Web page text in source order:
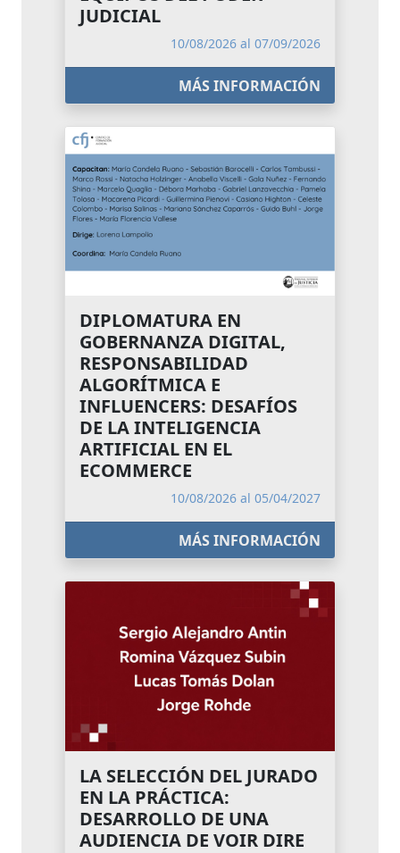
JUDICIAL
10/08/2026 al 07/09/2026
MÁS INFORMACIÓN
DIPLOMATURA EN
GOBERNANZA DIGITAL,
RESPONSABILIDAD
ALGORÍTMICA E
INFLUENCERS: DESAFÍOS
DE LA INTELIGENCIA
ARTIFICIAL EN EL
ECOMMERCE
10/08/2026 al 05/04/2027
MÁS INFORMACIÓN
LA SELECCIÓN DEL JURADO
EN LA PRÁCTICA:
DESARROLLO DE UNA
AUDIENCIA DE VOIR DIRE